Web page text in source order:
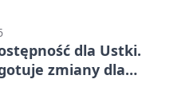
dla Ustki.
zmiany dla